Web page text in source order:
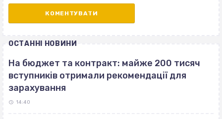
ОСТАННІ НОВИНИ
На бюджет та контракт: майже 200 тисяч
вступників отримали рекомендації для
зарахування
14:40